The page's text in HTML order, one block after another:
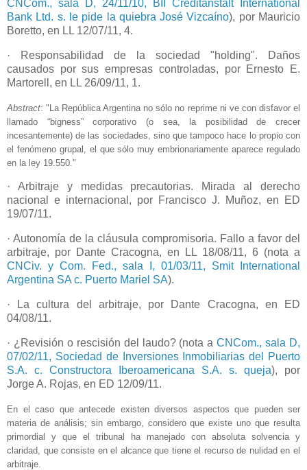
CNCom., sala D, 24/11/10, BII Creditanstalt International
Bank Ltd. s. le pide la quiebra José Vizcaíno), por Mauricio
Boretto, en LL 12/07/11, 4.
· Responsabilidad de la sociedad "holding". Daños
causados por sus empresas controladas, por Ernesto E.
Martorell, en LL 26/09/11, 1.
Abstract: "La República Argentina no sólo no reprime ni ve con disfavor el
llamado “bigness” corporativo (o sea, la posibilidad de crecer
incesantemente) de las sociedades, sino que tampoco hace lo propio con
el fenómeno grupal, el que sólo muy embrionariamente aparece regulado
en la ley 19.550."
· Arbitraje y medidas precautorias. Mirada al derecho
nacional e internacional, por Francisco J. Muñoz, en ED
19/07/11.
· Autonomía de la cláusula compromisoria. Fallo a favor del
arbitraje, por Dante Cracogna, en LL 18/08/11, 6 (nota a
CNCiv. y Com. Fed., sala I, 01/03/11, Smit International
Argentina SA c. Puerto Mariel SA).
· La cultura del arbitraje, por Dante Cracogna, en ED
04/08/11.
· ¿Revisión o rescisión del laudo? (nota aCNCom., sala D,
07/02/11, Sociedad de Inversiones Inmobiliarias del Puerto
S.A. c. Constructora Iberoamericana S.A. s. queja), por
Jorge A. Rojas, en ED 12/09/11.
En el caso que antecede existen diversos aspectos que pueden ser
materia de análisis; sin embargo, considero que existe uno que resulta
primordial y que el tribunal ha manejado con absoluta solvencia y
claridad, que consiste en el alcance que tiene el recurso de nulidad en el
arbitraje.